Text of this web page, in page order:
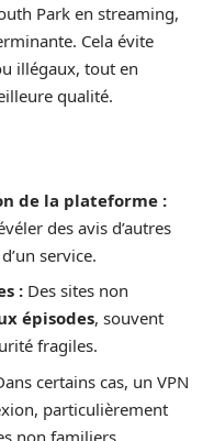
Park en streaming,
Cela évite
illégaux, tout en
qualité.
de la plateforme :
des avis d’autres
service.
: Des sites non
épisodes, souvent
fragiles.
certains cas, un VPN
particulièrement
non familiers.